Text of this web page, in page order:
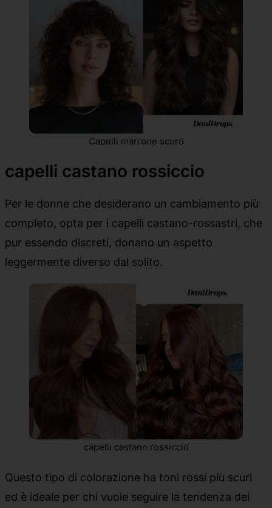
Capelli marrone scuro
capelli castano rossiccio
Per le donne che desiderano un cambiamento più
completo, opta per i capelli castano-rossastri, che
pur essendo discreti, donano un aspetto
leggermente diverso dal solito.
capelli castano rossiccio
Questo tipo di colorazione ha toni rossi più scuri
ed è ideale per chi vuole seguire la tendenza dei